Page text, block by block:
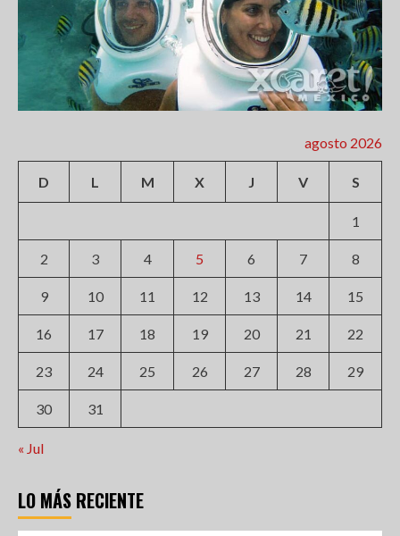
agosto 2026
D L M X J V S
1
2 3 4 5 6 7 8
9 10 11 12 13 14 15
16 17 18 19 20 21 22
23 24 25 26 27 28 29
30 31
« Jul
LO MÁS RECIENTE